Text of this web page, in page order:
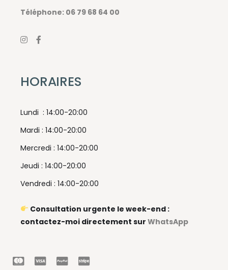
Téléphone: 06 79 68 64 00
HORAIRES
Lundi : 14:00-20:00
Mardi : 14:00-20:00
Mercredi : 14:00-20:00
Jeudi : 14:00-20:00
Vendredi : 14:00-20:00
Consultation urgente le week-end :
contactez-moi directement surWhatsApp